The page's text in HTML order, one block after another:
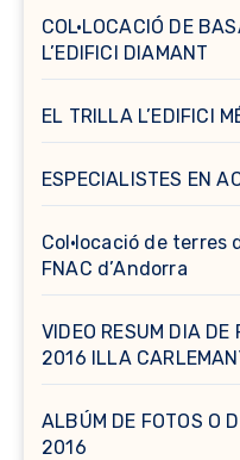
COL·LOCACIÓ DE
L’EDIFICI DIAMANT
EL TRILLA L’EDIFICI
ESPECIALISTES EN
Col·locació de terres
FNAC d’Andorra
VIDEO RESUM DIA DE
2016 ILLA
ALBÚM DE FOTOS O
2016